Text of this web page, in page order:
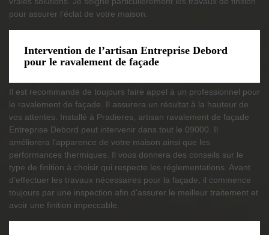
pour assurer l’éclat de votre maison.
Intervention de l’artisan Entreprise Debord
pour le ravalement de façade
Il est recommandé de toujours faire appel à un professionnel pour
le ravalement de façade. Il assurera un résultat à la hauteur de
vos attentes. Installé à Pradieres, artisan ravalement de façade
Entreprise Debord peut intervenir dans tout le 09000. Il
améliorera l’apparence de votre maison ainsi que les
performances thermiques. Il vous donnera des conseils sur le
type de finition à choisir qui respecte les réglementations. Avant
d’effectuer les travaux nécessaires pour la façade, il commence
toujours par une inspection afin d'assurer le meilleur traitement et
avoir une finition impeccable.